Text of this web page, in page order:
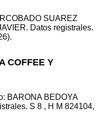
SUAREZ
Datos registrales.
COFFEE Y
BARONA BEDOYA
S 8 , H M 824104,